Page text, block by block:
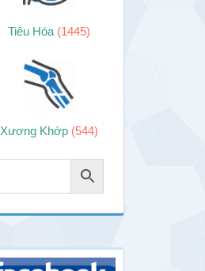
Tiêu Hóa (1445)
Xương Khớp (544)